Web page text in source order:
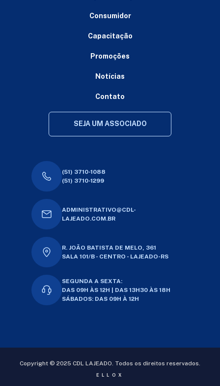
Consumidor
Capacitação
Promoções
Notícias
Contato
SEJA UM ASSOCIADO
(51) 3710-1088
(51) 3710-1299
ADMINISTRATIVO@CDL-
LAJEADO.COM.BR
R. JOÃO BATISTA DE MELO, 361
SALA 101/B - CENTRO - LAJEADO-RS
SEGUNDA A SEXTA:
DAS 09H ÀS 12H | DAS 13H30 ÀS 18H
SÁBADOS: DAS 09H À 12H
Copyright © 2025 CDL LAJEADO. Todos os direitos reservados.
ELLOX